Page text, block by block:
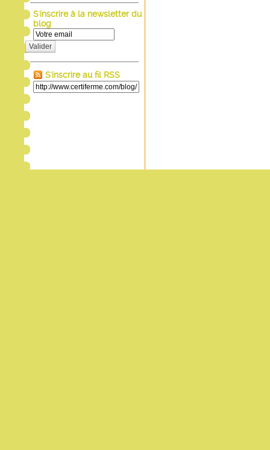
S'inscrire à la newsletter du
blog
Valider
S'inscrire au fil RSS